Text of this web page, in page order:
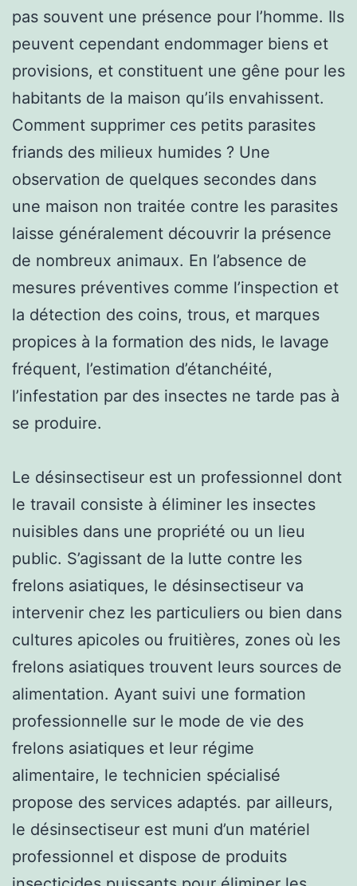
pas souvent une présence pour l’homme. Ils
peuvent cependant endommager biens et
provisions, et constituent une gêne pour les
habitants de la maison qu’ils envahissent.
Comment supprimer ces petits parasites
friands des milieux humides ? Une
observation de quelques secondes dans
une maison non traitée contre les parasites
laisse généralement découvrir la présence
de nombreux animaux. En l’absence de
mesures préventives comme l’inspection et
la détection des coins, trous, et marques
propices à la formation des nids, le lavage
fréquent, l’estimation d’étanchéité,
l’infestation par des insectes ne tarde pas à
se produire.
Le désinsectiseur est un professionnel dont
le travail consiste à éliminer les insectes
nuisibles dans une propriété ou un lieu
public. S’agissant de la lutte contre les
frelons asiatiques, le désinsectiseur va
intervenir chez les particuliers ou bien dans
cultures apicoles ou fruitières, zones où les
frelons asiatiques trouvent leurs sources de
alimentation. Ayant suivi une formation
professionnelle sur le mode de vie des
frelons asiatiques et leur régime
alimentaire, le technicien spécialisé
propose des services adaptés. par ailleurs,
le désinsectiseur est muni d’un matériel
professionnel et dispose de produits